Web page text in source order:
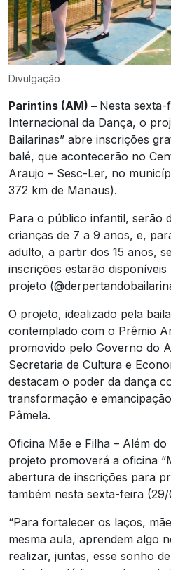
Divulgação
Parintins (AM) – Nesta
Internacional da Dança, o
Bailarinas” abre inscrições
balé, que acontecerão no
Araujo – Sesc-Ler, no
372 km de Manaus).
Para o público infantil, serão
crianças de 7 a 9 anos, e,
adulto, a partir dos 15 anos,
inscrições estarão disponíveis
projeto
O projeto, idealizado pela
contemplado com o Prêmio
promovido pelo Governo do
Secretaria de Cultura e
destacam o poder da dança
transformação e
Pâmela.
Oficina Mãe e Filha – Além
projeto promoverá a oficina
abertura de inscrições para
também nesta sexta-feira
“Para fortalecer os laços,
mesma aula, aprendem algo
realizar, juntas, esse sonho